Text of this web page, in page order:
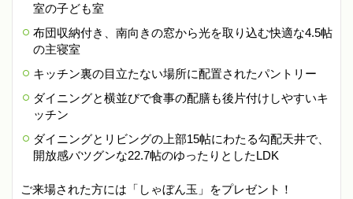
室の子ども室
布団収納付き、南向きの窓から光を取り込む快適な4.5帖
の主寝室
キッチン裏の目立たない場所に配置されたパントリー
ダイニングと横並びで食事の配膳も後片付けしやすいキ
ッチン
ダイニングとリビングの上部15帖にわたる勾配天井で、
開放感バツグンな22.7帖のゆったりとしたLDK
ご来場された方には「しゃぼん玉」をプレゼント！